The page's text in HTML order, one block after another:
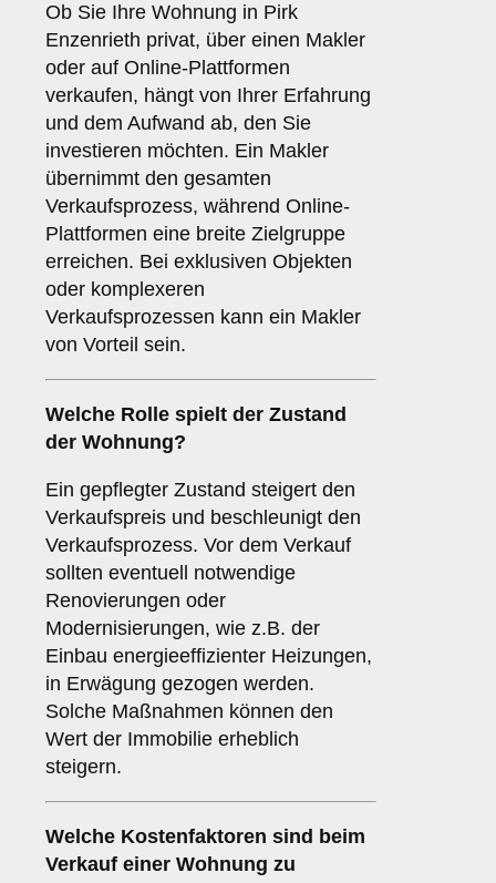
Ob Sie Ihre Wohnung in Pirk
Enzenrieth privat, über einen Makler
oder auf Online-Plattformen
verkaufen, hängt von Ihrer Erfahrung
und dem Aufwand ab, den Sie
investieren möchten. Ein Makler
übernimmt den gesamten
Verkaufsprozess, während Online-
Plattformen eine breite Zielgruppe
erreichen. Bei exklusiven Objekten
oder komplexeren
Verkaufsprozessen kann ein Makler
von Vorteil sein.
Welche Rolle spielt der Zustand
der Wohnung?
Ein gepflegter Zustand steigert den
Verkaufspreis und beschleunigt den
Verkaufsprozess. Vor dem Verkauf
sollten eventuell notwendige
Renovierungen oder
Modernisierungen, wie z.B. der
Einbau energieeffizienter Heizungen,
in Erwägung gezogen werden.
Solche Maßnahmen können den
Wert der Immobilie erheblich
steigern.
Welche Kostenfaktoren sind beim
Verkauf einer Wohnung zu